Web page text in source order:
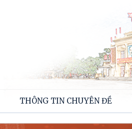
THÔNG TIN CHUYÊN ĐỀ